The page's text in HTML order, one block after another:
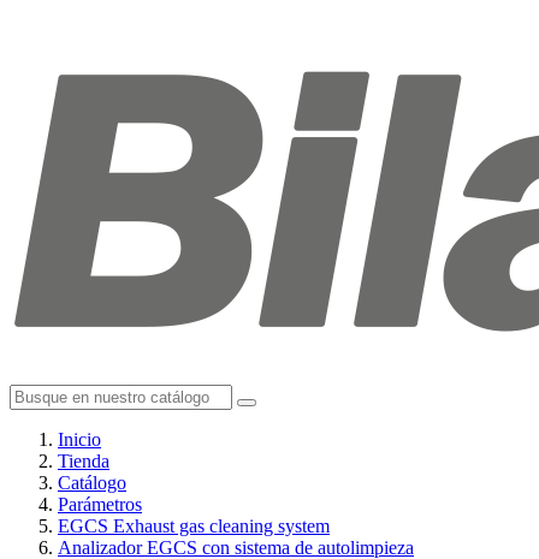
Inicio
Tienda
Catálogo
Parámetros
EGCS Exhaust gas cleaning system
Analizador EGCS con sistema de autolimpieza